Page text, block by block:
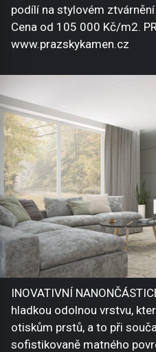
podílí na stylovém
Cena od 105 000 Kč/m2.
www.prazskykamen.cz
INOVATIVNÍ
hladkou odolnou vrstvu,
otiskům prstů, a to při
sofistikovaně matného